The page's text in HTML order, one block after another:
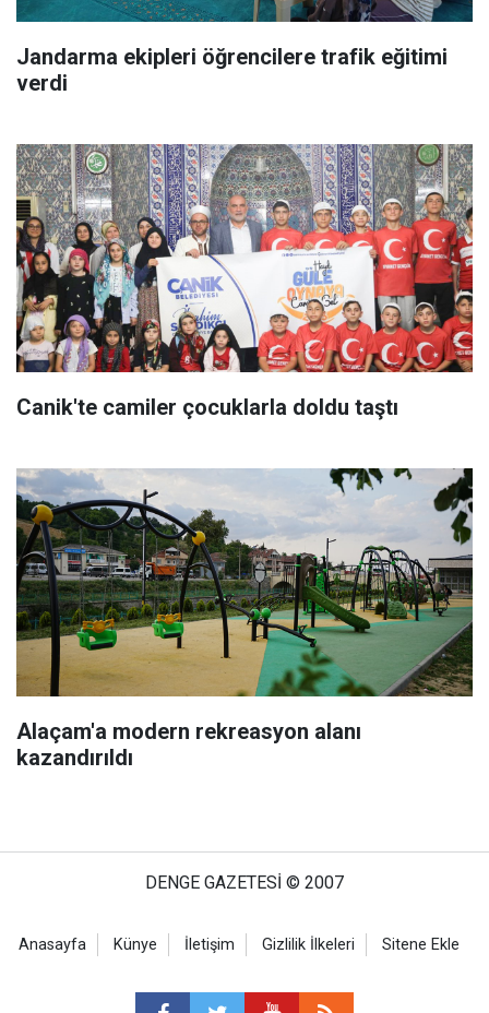
Jandarma ekipleri öğrencilere trafik eğitimi
verdi
Canik'te camiler çocuklarla doldu taştı
Alaçam'a modern rekreasyon alanı
kazandırıldı
DENGE GAZETESİ © 2007
Anasayfa Künye İletişim Gizlilik İlkeleri Sitene Ekle